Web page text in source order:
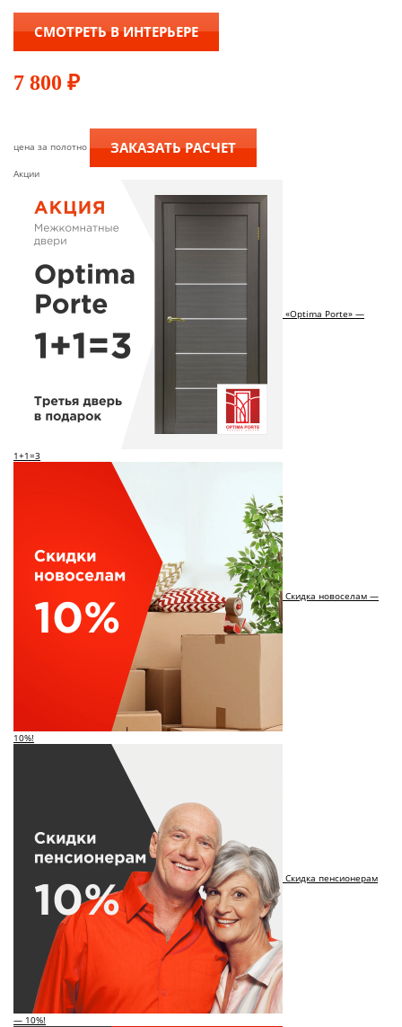
СМОТРЕТЬ В ИНТЕРЬЕРЕ
7 800 ₽
цена за полотно ЗАКАЗАТЬ РАСЧЕТ
Акции
«Optima Porte» —
1+1=3
Скидка новоселам —
10%!
Скидка пенсионерам
— 10%!